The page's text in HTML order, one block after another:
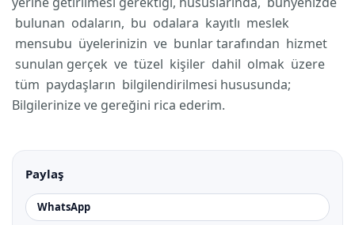
bulunan odaların, bu odalara kayıtlı meslek
mensubu üyelerinizin ve bunlar tarafından hizmet
sunulan gerçek ve tüzel kişiler dahil olmak üzere
tüm paydaşların bilgilendirilmesi hususunda;
Bilgilerinize ve gereğini rica ederim.
Paylaş
WhatsApp